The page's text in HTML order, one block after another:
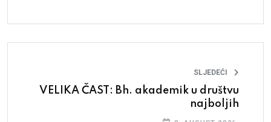
SLJEDEĆI
VELIKA ČAST: Bh. akademik u društvu
najboljih